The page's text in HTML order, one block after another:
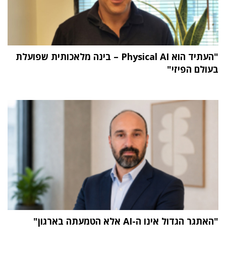
"העתיד הוא Physical AI – בינה מלאכותית שפועלת
בעולם הפיזי"
"האתגר הגדול אינו ה-AI אלא הטמעתה בארגון"